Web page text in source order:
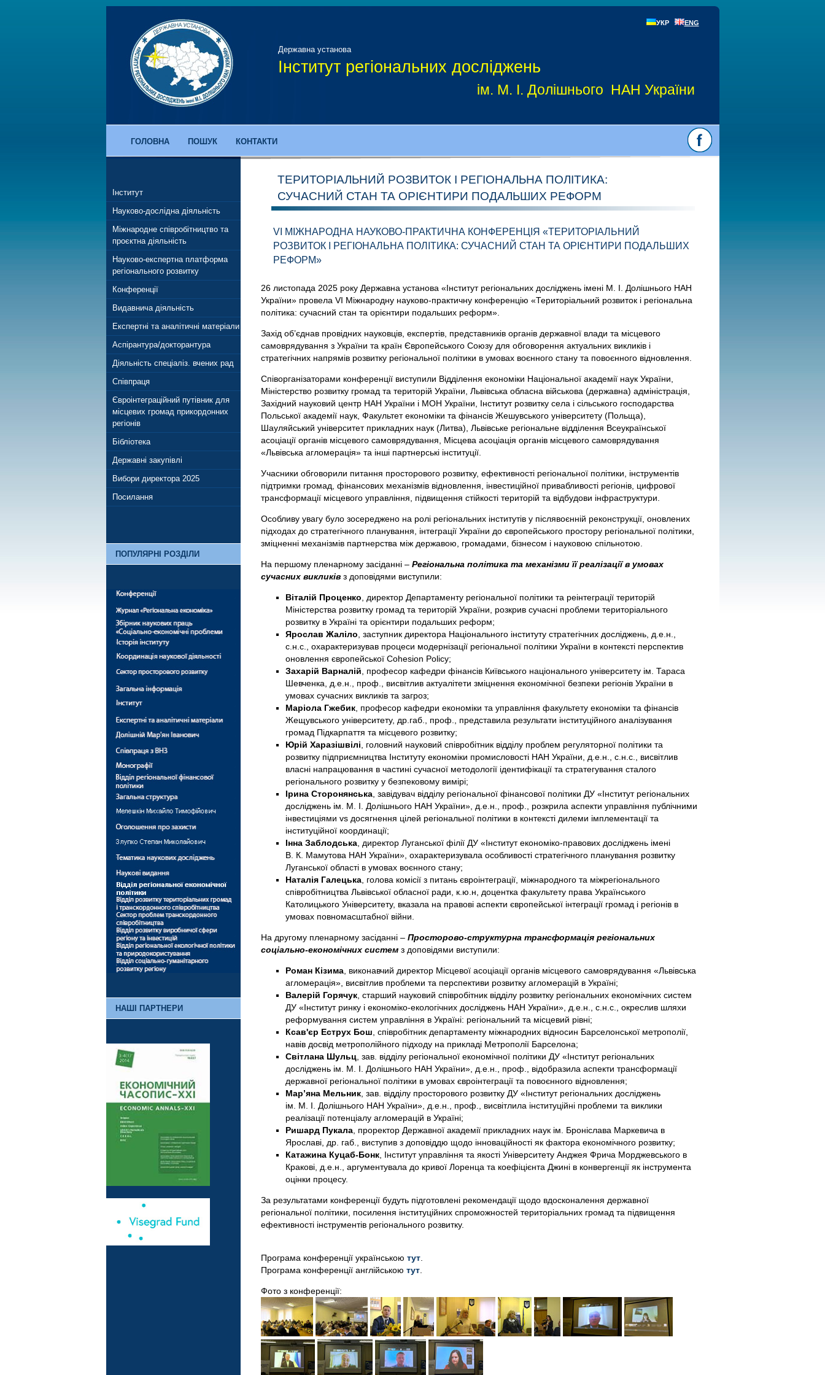
Державна установа
УКР ENG
Інститут регіональних досліджень
ім. М. І. Долішнього НАН України
ГОЛОВНА ПОШУК КОНТАКТИ
Інститут
Науково-дослідна діяльність
Міжнародне співробітництво та
проєктна діяльність
Науково-експертна платформа
регіонального розвитку
Конференції
Видавнича діяльність
Експертні та аналітичні матеріали
Аспірантура/докторантура
Діяльність спеціаліз. вчених рад
Співпраця
Євроінтеграційний путівник для
місцевих громад прикордонних
регіонів
Бібліотека
Державні закупівлі
Вибори директора 2025
Посилання
ПОПУЛЯРНІ РОЗДІЛИ
НАШІ ПАРТНЕРИ
ТЕРИТОРІАЛЬНИЙ РОЗВИТОК І РЕГІОНАЛЬНА ПОЛІТИКА:
СУЧАСНИЙ СТАН ТА ОРІЄНТИРИ ПОДАЛЬШИХ РЕФОРМ
VI МІЖНАРОДНА НАУКОВО-ПРАКТИЧНА КОНФЕРЕНЦІЯ «ТЕРИТОРІАЛЬНИЙ
РОЗВИТОК І РЕГІОНАЛЬНА ПОЛІТИКА: СУЧАСНИЙ СТАН ТА ОРІЄНТИРИ ПОДАЛЬШИХ
РЕФОРМ»
26 листопада 2025 року Державна установа «Інститут регіональних досліджень імені М. І. Долішнього НАН
України» провела VI Міжнародну науково-практичну конференцію «Територіальний розвиток і регіональна
політика: сучасний стан та орієнтири подальших реформ».
Захід об’єднав провідних науковців, експертів, представників органів державної влади та місцевого
самоврядування з України та країн Європейського Союзу для обговорення актуальних викликів і
стратегічних напрямів розвитку регіональної політики в умовах воєнного стану та повоєнного відновлення.
Співорганізаторами конференції виступили Відділення економіки Національної академії наук України,
Міністерство розвитку громад та територій України, Львівська обласна військова (державна) адміністрація,
Західний науковий центр НАН України і МОН України, Інститут розвитку села і сільського господарства
Польської академії наук, Факультет економіки та фінансів Жешувського університету (Польща),
Шауляйський університет прикладних наук (Литва), Львівське регіональне відділення Всеукраїнської
асоціації органів місцевого самоврядування, Місцева асоціація органів місцевого самоврядування
«Львівська агломерація» та інші партнерські інституції.
Учасники обговорили питання просторового розвитку, ефективності регіональної політики, інструментів
підтримки громад, фінансових механізмів відновлення, інвестиційної привабливості регіонів, цифрової
трансформації місцевого управління, підвищення стійкості територій та відбудови інфраструктури.
Особливу увагу було зосереджено на ролі регіональних інститутів у післявоєнній реконструкції, оновлених
підходах до стратегічного планування, інтеграції України до європейського простору регіональної політики,
зміцненні механізмів партнерства між державою, громадами, бізнесом і науковою спільнотою.
На першому пленарному засіданні – Регіональна політика та механізми її реалізації в умовах
сучасних викликівз доповідями виступили:
Віталій Проценко , директор Департаменту регіональної політики та реінтеграції територій
Міністерства розвитку громад та територій України, розкрив сучасні проблеми територіального
розвитку в Україні та орієнтири подальших реформ;
Ярослав Жаліло , заступник директора Національного інституту стратегічних досліджень, д.е.н.,
с.н.с., охарактеризував процеси модернізації регіональної політики України в контексті перспектив
оновлення європейської Cohesion Policy;
Захарій Варналій , професор кафедри фінансів Київського національного університету ім. Тараса
Шевченка, д.е.н., проф., висвітлив актуалітети зміцнення економічної безпеки регіонів України в
умовах сучасних викликів та загроз;
Маріола Гжебик, професор кафедри економіки та управління факультету економіки та фінансів
Жещувського університету, др.габ., проф., представила результати інституційного аналізування
громад Підкарпаття та місцевого розвитку;
Юрій Харазішвілі , головний науковий співробітник відділу проблем регуляторної політики та
розвитку підприємництва Інституту економіки промисловості НАН України, д.е.н., с.н.с., висвітлив
власні напрацювання в частині сучасної методології ідентифікації та стратегування сталого
регіонального розвитку у безпековому вимірі;
Ірина Сторонянська, завідувач відділу регіональної фінансової політики ДУ «Інститут регіональних
досліджень ім. М. І. Долішнього НАН України», д.е.н., проф., розкрила аспекти управління публічними
інвестиціями vs досягнення цілей регіональної політики в контексті дилеми імплементації та
інституційної координації;
Інна Заблодська, директор Луганської філії ДУ «Інститут економіко-правових досліджень імені
В. К. Мамутова НАН України», охарактеризувала особливості стратегічного планування розвитку
Луганської області в умовах воєнного стану;
Наталія Галецька, голова комісії з питань євроінтеграції, міжнародного та міжрегіонального
співробітництва Львівської обласної ради, к.ю.н, доцентка факультету права Українського
Католицького Університету, вказала на правові аспекти європейської інтеграції громад і регіонів в
умовах повномасштабної війни.
На другому пленарному засіданні – Просторово-структурна трансформація регіональних
соціально-економічних системз доповідями виступили:
Роман Кізима, виконавчий директор Місцевої асоціації органів місцевого самоврядування «Львівська
агломерація», висвітлив проблеми та перспективи розвитку агломерацій в Україні;
Валерій Горячук, старший науковий співробітник відділу розвитку регіональних економічних систем
ДУ «Інститут ринку і економіко-екологічних досліджень НАН України», д.е.н., с.н.с., окреслив шляхи
реформування систем управління в Україні: регіональний та місцевий рівні;
Ксав'єр Еструх Бош , співробітник департаменту міжнародних відносин Барселонської метрополії,
навів досвід метрополійного підходу на прикладі Метрополії Барселона;
Світлана Шульц, зав. відділу регіональної економічної політики ДУ «Інститут регіональних
досліджень ім. М. І. Долішнього НАН України», д.е.н., проф., відобразила аспекти трансформації
державної регіональної політики в умовах євроінтеграції та повоєнного відновлення;
Мар’яна Мельник, зав. відділу просторового розвитку ДУ «Інститут регіональних досліджень
ім. М. І. Долішнього НАН України», д.е.н., проф., висвітлила інституційні проблеми та виклики
реалізації потенціалу агломерацій в Україні;
Ришард Пукала, проректор Державної академії прикладних наук ім. Броніслава Маркевича в
Ярославі, др. габ., виступив з доповіддю щодо інноваційності як фактора економічного розвитку;
Катажина Куцаб-Бонк, Інститут управління та якості Університету Анджея Фрича Морджевського в
Кракові, д.е.н., аргументувала до кривої Лоренца та коефіцієнта Джині в конвергенції як інструмента
оцінки процесу.
За результатами конференції будуть підготовлені рекомендації щодо вдосконалення державної
регіональної політики, посилення інституційних спроможностей територіальних громад та підвищення
ефективності інструментів регіонального розвитку.
Програма конференції українською тут.
Програма конференції англійською тут.
Фото з конференції: